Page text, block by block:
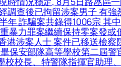
調查後已拘留涉案男子 有
年 詐騙案共錄得1006宗 其
暴力罪案繼續保持零案發
港涉案人士 案件已移送檢
保安部隊高等學校第二屆
校校長、特警隊指揮官助理